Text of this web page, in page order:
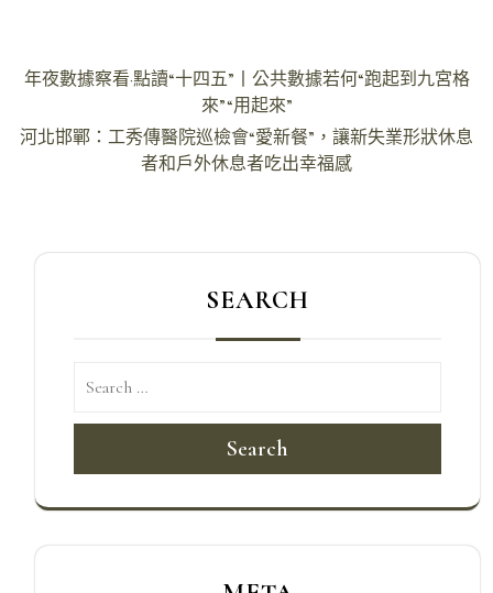
文
導
年夜數據察看·點讀“十四五”丨公共數據若何“跑起到九宮格
來”“用起來”
河北邯鄲：工秀傳醫院巡檢會“愛新餐”，讓新失業形狀休息
者和戶外休息者吃出幸福感
SEARCH
Search